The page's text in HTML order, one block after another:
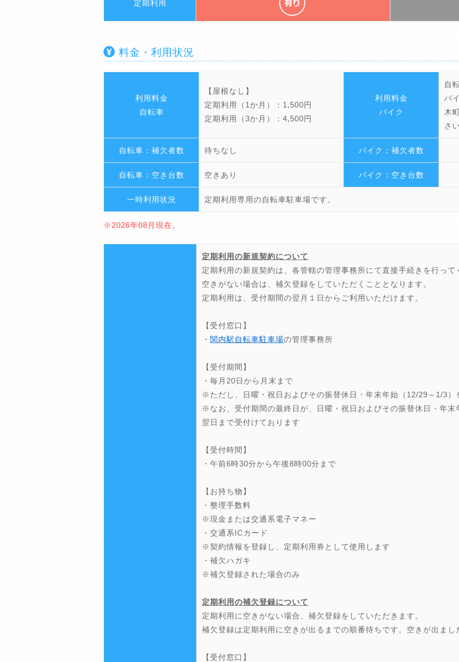
定期利用
料金・利用状況
利用料金
自転車
【屋根なし】
定期利用（1か月）：1,500円
定期利用（3か月）：4,500円
利用料金
バイク
自
バ
木
さ
自転車：補欠者数 待ちなし バイク：補欠者数
自転車：空き台数 空きあり バイク：空き台数
一時利用状況 定期利用専用の自転車駐車場です。
※2026年08月現在。
定期利用の新規契約について
定期利用の新規契約は、各管轄の管理事務所にて直接手続きを行って
空きがない場合は、補欠登録をしていただくこととなります。
定期利用は、受付期間の翌月１日からご利用いただけます。
【受付窓口】
・ 関内駅自転車駐車場の管理事務所
【受付期間】
・毎月20日から月末まで
※ただし、日曜・祝日およびその振替休日・年末年始（12/29～1/3）
※なお、受付期間の最終日が、日曜・祝日およびその振替休日・年
翌日まで受付けております
【受付時間】
・午前6時30分から午後8時00分まで
【お持ち物】
・整理手数料
※現金または交通系電子マネー
・交通系ICカード
※契約情報を登録し、定期利用券として使用します
・補欠ハガキ
※補欠登録された場合のみ
定期利用の補欠登録について
定期利用に空きがない場合、補欠登録をしていただきます。
補欠登録は定期利用に空きが出るまでの順番待ちです。空きが出ま
【受付窓口】